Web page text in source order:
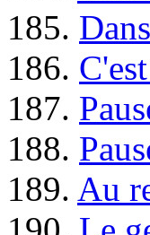
185.
186.
187.
188.
189. Au